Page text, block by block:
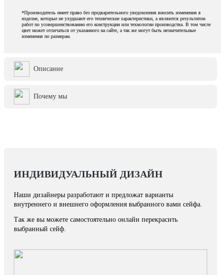
*Производитель имеет право без предварительного уведомления вносить изменения в
изделие, которые не ухудшают его технические характеристики, а являются результатом
работ по усовершенствованию его конструкции или технологии производства. В том числе
цвет может отличаться от указанного на сайте, а так же могут быть незначительные
изменения по размерам.
Описание
Почему мы
ИНДИВИДУАЛЬНЫЙ ДИЗАЙН
Наши дизайнеры разработают и предложат варианты
внутреннего и внешнего оформления выбранного вами сейфа.
Так же вы можете самостоятельно онлайн перекрасить
выбранный сейф.